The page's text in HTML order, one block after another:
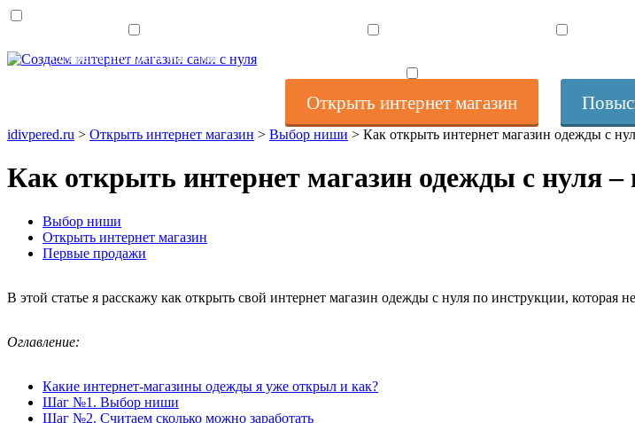
Открыть интернет магазин Повысить продажи интернет магазина
Открыть интернет магазин
idivpered.ru > Открыть интернет магазин > Выбор ниши > Как открыть интернет магазин одежды с
Как открыть интернет магазин одежды с нуля
Выбор ниши
Открыть интернет магазин
Первые продажи
В этой статье я расскажу как открыть свой интернет магазин одежды с нуля по инструкции, которая
Оглавление:
Какие интернет-магазины одежды я уже открыл и как?
Шаг №1. Выбор ниши
Шаг №2. Считаем сколько можно заработать